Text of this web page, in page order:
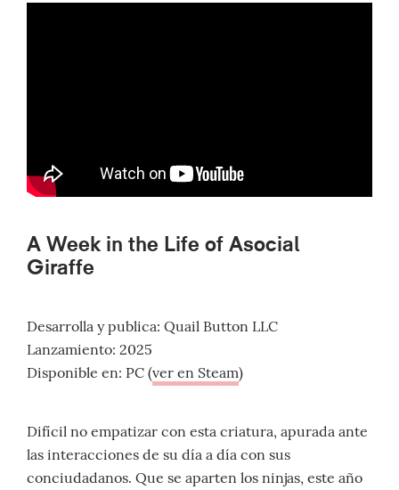
A Week in the Life of Asocial
Giraffe
Desarrolla y publica: Quail Button LLC
Lanzamiento: 2025
Disponible en: PC (ver en Steam)
Difícil no empatizar con esta criatura, apurada ante
las interacciones de su día a día con sus
conciudadanos. Que se aparten los ninjas, este año